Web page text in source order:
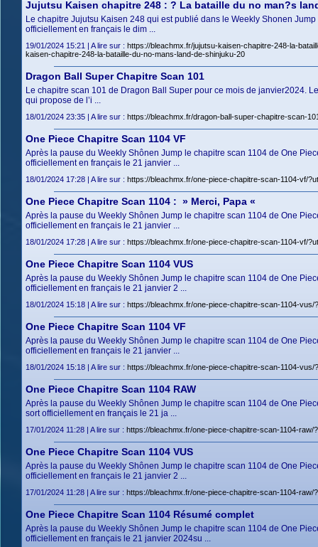
Jujutsu Kaisen chapitre 248 : ? La bataille du no man?s
Le chapitre Jujutsu Kaisen 248 qui est publié dans le Weekly Shonen
officiellement en français le dim ...
19/01/2024 15:21 | A lire sur : https://bleachmx.fr/jujutsu-kaisen-chapitre-248-la-
kaisen-chapitre-248-la-bataille-du-no-mans-land-de-shinjuku-20
Dragon Ball Super Chapitre Scan 101
Le chapitre scan 101 de Dragon Ball Super pour ce mois de janvier2024.
qui propose de l’i ...
18/01/2024 23:35 | A lire sur : https://bleachmx.fr/dragon-ball-super-chapitre-scan-
One Piece Chapitre Scan 1104 VF
Après la pause du Weekly Shônen Jump le chapitre scan 1104 de One
officiellement en français le 21 janvier ...
18/01/2024 17:28 | A lire sur : https://bleachmx.fr/one-piece-chapitre-scan-1104-vf/
One Piece Chapitre Scan 1104 : » Merci, Papa «
Après la pause du Weekly Shônen Jump le chapitre scan 1104 de One
officiellement en français le 21 janvier ...
18/01/2024 17:28 | A lire sur : https://bleachmx.fr/one-piece-chapitre-scan-1104-vf/
One Piece Chapitre Scan 1104 VUS
Après la pause du Weekly Shônen Jump le chapitre scan 1104 de One
officiellement en français le 21 janvier 2 ...
18/01/2024 15:18 | A lire sur : https://bleachmx.fr/one-piece-chapitre-scan-1104-
One Piece Chapitre Scan 1104 VF
Après la pause du Weekly Shônen Jump le chapitre scan 1104 de One
officiellement en français le 21 janvier ...
18/01/2024 15:18 | A lire sur : https://bleachmx.fr/one-piece-chapitre-scan-1104-
One Piece Chapitre Scan 1104 RAW
Après la pause du Weekly Shônen Jump le chapitre scan 1104 de One
sort officiellement en français le 21 ja ...
17/01/2024 11:28 | A lire sur : https://bleachmx.fr/one-piece-chapitre-scan-1104-
One Piece Chapitre Scan 1104 VUS
Après la pause du Weekly Shônen Jump le chapitre scan 1104 de One
officiellement en français le 21 janvier 2 ...
17/01/2024 11:28 | A lire sur : https://bleachmx.fr/one-piece-chapitre-scan-1104-
One Piece Chapitre Scan 1104 Résumé complet
Après la pause du Weekly Shônen Jump le chapitre scan 1104 de One
officiellement en français le 21 janvier 2024su ...